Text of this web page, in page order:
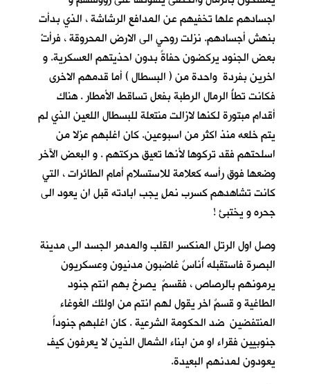
اجسادهم علها تخفيهم عن المدافع الرشاشة ، الذي بدأت
بنهش أجسادهم. نزلت روحي الى الارض المحروقة ، فرأتْ
بعض الجنود يركضون حفاةً بدون احذيتهم العسكرية. و
اخرين بفردة واحدة من ( البسطال ) أما قدمهم الاخرى
فكانت تطأُ الرمال الرطبة بفعل تساقط الأمطار . هناك
أقدام مبتورة لكنها لازالت منتعلة للبسطال اللعين الذي لم
يتم خلعه منذ اكثر من اسبوعين. كان اغلبهم عزلا من
اسلحتهم فقد تركوها لأنها تعيق حركتهم . و البعض الآخر
وضعها فوق رأسه كعلامة للاستسلام أمام الطائرات ، التي
كانت تشاهدهم كسرب نملٍ يجب ابادته قبل ان يعود الى
جحره و يختبئ !
وصل اول الرتل المنكسر القلب والمدمر الجسد الى مدينة
البصرة فاستقبله أُناسٌ غاضبون مدنيون وعسكريون
يرمونهم بالرصاص ، فقسمٌ يصرخ بهم انتم جنود
الطاغية و قسمٌ اخر يقول لهم انتم من اولئك الغوغاء
المنتفضين ضد الحكومة الشرعية . كان اغلبهم جنوداً
جنوبيين فقراء او من ابناء الشمال الذين لا يعرفون كيف
يعودون لمدنهم البعيدة.